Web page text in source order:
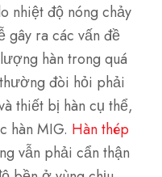
nhiệt độ nóng chảy
gây ra các vấn đề
hàn trong quá
đòi hỏi phải
thiết bị hàn cụ thể,
hàn MIG. Hàn thép
vẫn phải cẩn thận